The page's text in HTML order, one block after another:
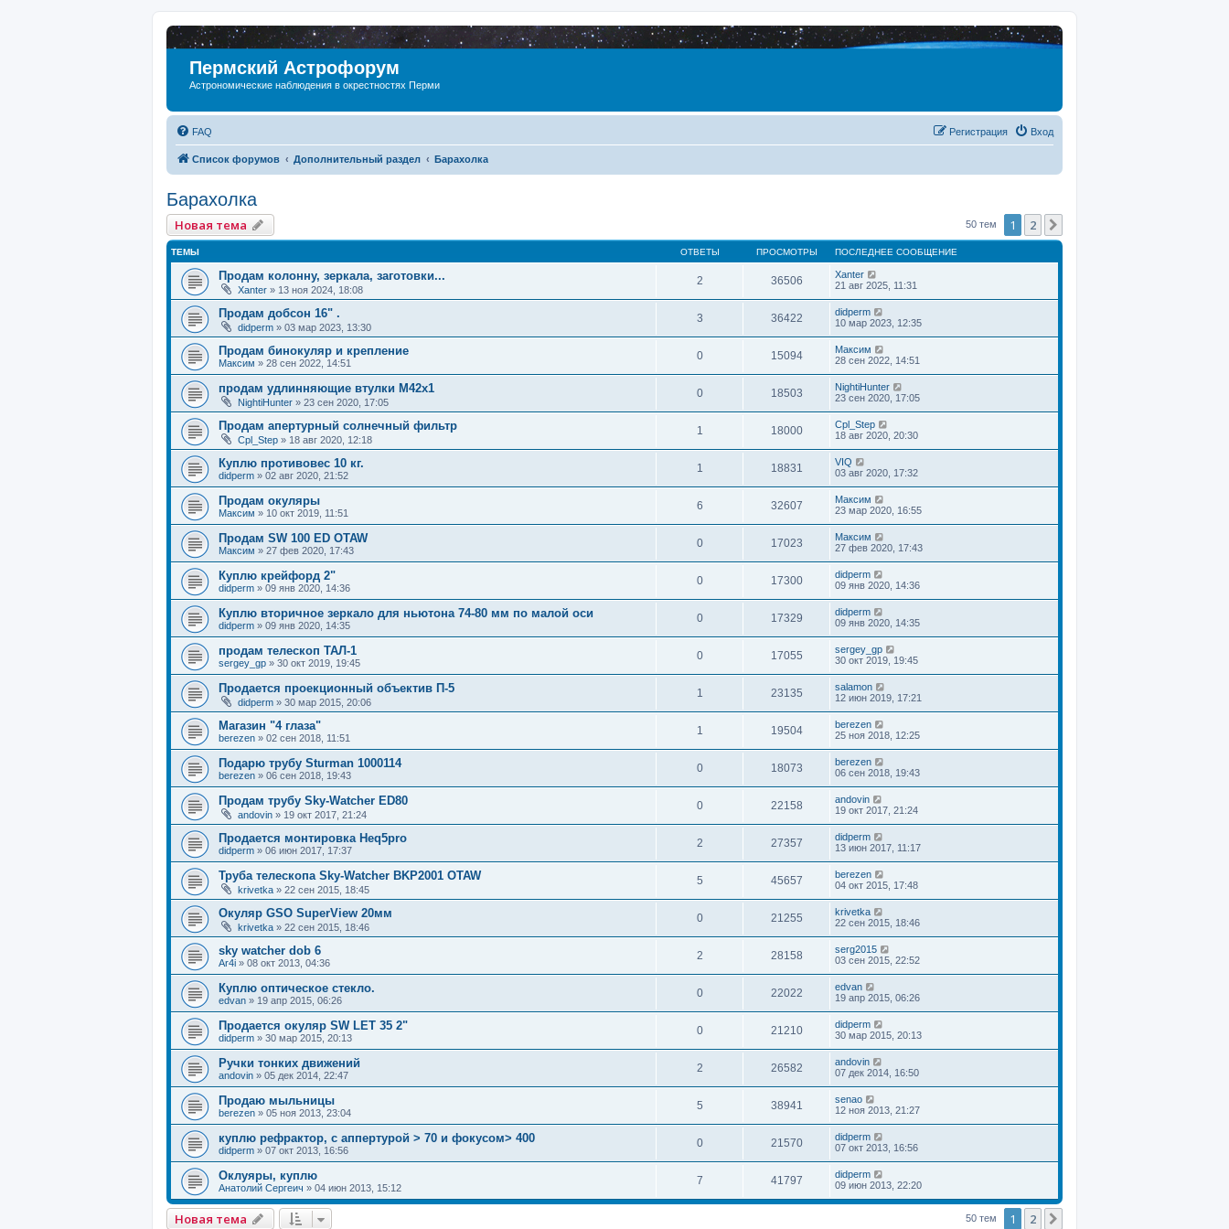
Пермский Астрофорум
Астрономические наблюдения в окрестностях Перми
FAQ Вход
Регистрация
Список форумов Дополнительный раздел Барахолка
Барахолка
Новая тема 50 тем 1 2
ТЕМЫ ОТВЕТЫ ПРОСМОТРЫ ПОСЛЕДНЕЕ СООБЩЕНИЕ
Продам колонну, зеркала, заготовки...
Xanter » 13 ноя 2024, 18:08
2 36506
Xanter
21 авг 2025, 11:31
Продам добсон 16" .
didperm » 03 мар 2023, 13:30
3 36422
didperm
10 мар 2023, 12:35
Продам бинокуляр и крепление
Максим » 28 сен 2022, 14:51
0 15094
Максим
28 сен 2022, 14:51
продам удлинняющие втулки M42x1
NightiHunter » 23 сен 2020, 17:05
0 18503
NightiHunter
23 сен 2020, 17:05
Продам апертурный солнечный фильтр
Cpl_Step » 18 авг 2020, 12:18
1 18000
Cpl_Step
18 авг 2020, 20:30
Куплю противовес 10 кг.
didperm » 02 авг 2020, 21:52
1 18831
VIQ
03 авг 2020, 17:32
Продам окуляры
Максим » 10 окт 2019, 11:51
6 32607
Максим
23 мар 2020, 16:55
Продам SW 100 ED OTAW
Максим » 27 фев 2020, 17:43
0 17023
Максим
27 фев 2020, 17:43
Куплю крейфорд 2"
didperm » 09 янв 2020, 14:36
0 17300
didperm
09 янв 2020, 14:36
Куплю вторичное зеркало для ньютона 74-80 мм по малой оси
didperm » 09 янв 2020, 14:35
0 17329
didperm
09 янв 2020, 14:35
продам телескоп ТАЛ-1
sergey_gp » 30 окт 2019, 19:45
0 17055
sergey_gp
30 окт 2019, 19:45
Продается проекционный объектив П-5
didperm » 30 мар 2015, 20:06
1 23135
salamon
12 июн 2019, 17:21
Магазин "4 глаза"
berezen » 02 сен 2018, 11:51
1 19504
berezen
25 ноя 2018, 12:25
Подарю трубу Sturman 1000114
berezen » 06 сен 2018, 19:43
0 18073
berezen
06 сен 2018, 19:43
Продам трубу Sky-Watcher ED80
andovin » 19 окт 2017, 21:24
0 22158
andovin
19 окт 2017, 21:24
Продается монтировка Heq5pro
didperm » 06 июн 2017, 17:37
2 27357
didperm
13 июн 2017, 11:17
Труба телескопа Sky-Watcher BKP2001 OTAW
krivetka » 22 сен 2015, 18:45
5 45657
berezen
04 окт 2015, 17:48
Окуляр GSO SuperView 20мм
krivetka » 22 сен 2015, 18:46
0 21255
krivetka
22 сен 2015, 18:46
sky watcher dob 6
Ar4i » 08 окт 2013, 04:36
2 28158
serg2015
03 сен 2015, 22:52
Куплю оптическое стекло.
edvan » 19 апр 2015, 06:26
0 22022
edvan
19 апр 2015, 06:26
Продается окуляр SW LET 35 2"
didperm » 30 мар 2015, 20:13
0 21210
didperm
30 мар 2015, 20:13
Ручки тонких движений
andovin » 05 дек 2014, 22:47
2 26582
andovin
07 дек 2014, 16:50
Продаю мыльницы
berezen » 05 ноя 2013, 23:04
5 38941
senao
12 ноя 2013, 21:27
куплю рефрактор, с аппертурой > 70 и фокусом> 400
didperm » 07 окт 2013, 16:56
0 21570
didperm
07 окт 2013, 16:56
Оклуяры, куплю
Анатолий Сергеич » 04 июн 2013, 15:12
7 41797
didperm
09 июн 2013, 22:20
Новая тема 50 тем 1 2